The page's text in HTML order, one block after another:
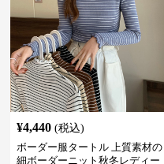
¥4,440 (税込)
ボーダー服タートル 上質素材の
細ボーダーニット秋冬レディー